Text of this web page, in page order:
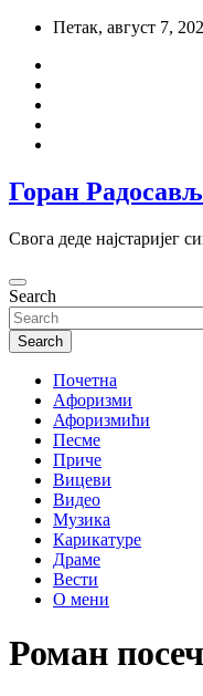
Skip
content
Петак, август 7,
Горан
Свога деде најстаријег
Search
Search
Почетна
Aфоризми
Афоризмићи
Песме
Приче
Вицеви
Видео
Музика
Карикатуре
Драме
Вести
О мени
Роман